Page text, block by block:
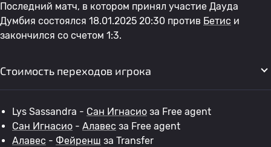
Последний матч, в котором принял участие Дауда
Думбия состоялся 18.01.2025 20:30 против Бетис и
закончился со счетом 1:3.
Стоимость переходов игрока
Lys Sassandra - Сан Игнасио за Free agent
Сан Игнасио - Алавес за Free agent
Алавес - Фейренш за Transfer